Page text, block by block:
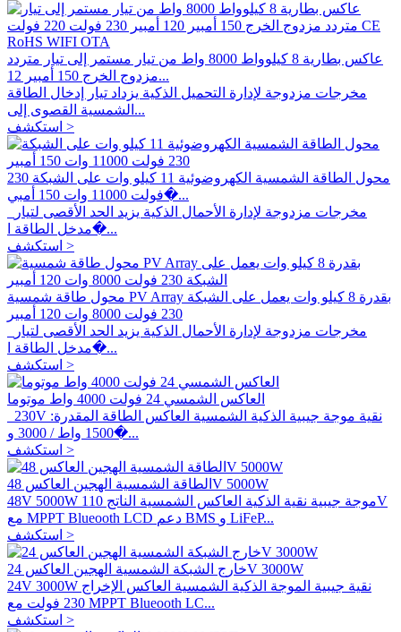
عاكس بطارية 8 كيلوواط 8000 واط من تيار مستمر إلى تيار متردد
مزدوج الخرج 150 أمبير 12...
مخرجات مزدوجة لإدارة التحميل الذكية يزداد تيار إدخال الطاقة
الشمسية القصوى إلى...
استكشف >
محول الطاقة الشمسية الكهروضوئية 11 كيلو وات على الشبكة 230
فولت 11000 وات 150 أمبي�...
مدخل الطاقة ا�...
استكشف >
محول طاقة شمسية PV Array بقدرة 8 كيلو وات يعمل على الشبكة
230 فولت 8000 وات 120 أمبير
مدخل الطاقة ا�...
استكشف >
العاكس الشمسي 24 فولت 4000 واط موتوما
230V نقية موجة جيبية الذكية الشمسية العاكس الطاقة المقدرة:
1500 واط / 3000 و�...
استكشف >
الطاقة الشمسية الهجين العاكس 48V 5000W
48V 5000W موجة جيبية نقية الذكية العاكس الشمسية الناتج 110V
مع MPPT Blueooth LCD دعم BMS و LiFeP...
استكشف >
خارج الشبكة الشمسية الهجين العاكس 24V 3000W
24V 3000W نقية جيبية الموجة الذكية الشمسية العاكس الإخراج
230 فولت مع MPPT Blueooth LC...
استكشف >